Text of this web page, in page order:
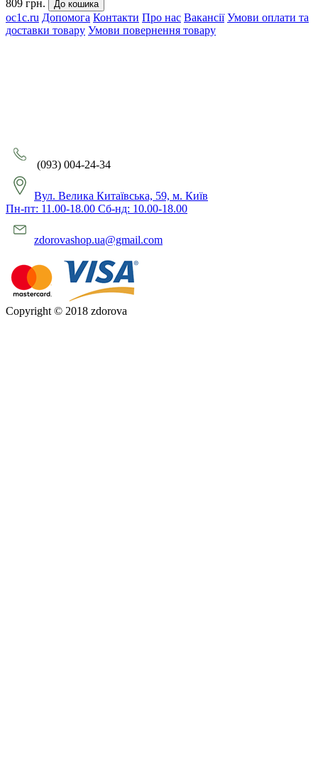
809 грн. До кошика
oc1c.ru Допомога Контакти Про нас Вакансії Умови оплати та
доставки товару Умови повернення товару
(093) 004-24-34
Вул. Велика Китаївська, 59, м. Київ
Пн-пт: 11.00-18.00 Сб-нд: 10.00-18.00
zdorovashop.ua@gmail.com
Copyright © 2018 zdorova